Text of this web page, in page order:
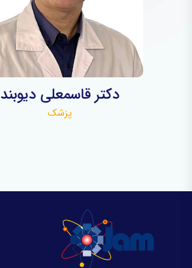
دكتر قاسمعلی ديوبند
پزشک